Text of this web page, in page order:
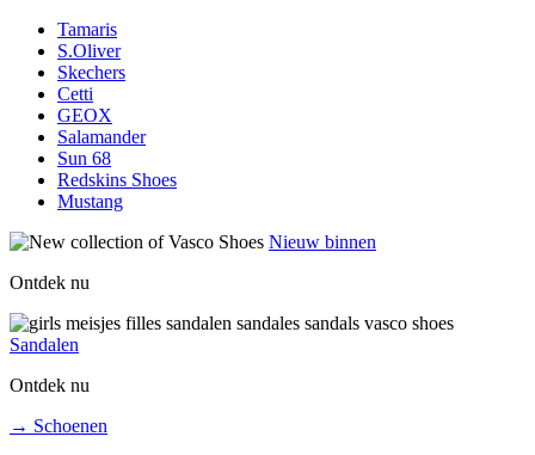
Tamaris
S.Oliver
Skechers
Cetti
GEOX
Salamander
Sun 68
Redskins Shoes
Mustang
Nieuw binnen
Ontdek nu
Sandalen
Ontdek nu
→ Schoenen